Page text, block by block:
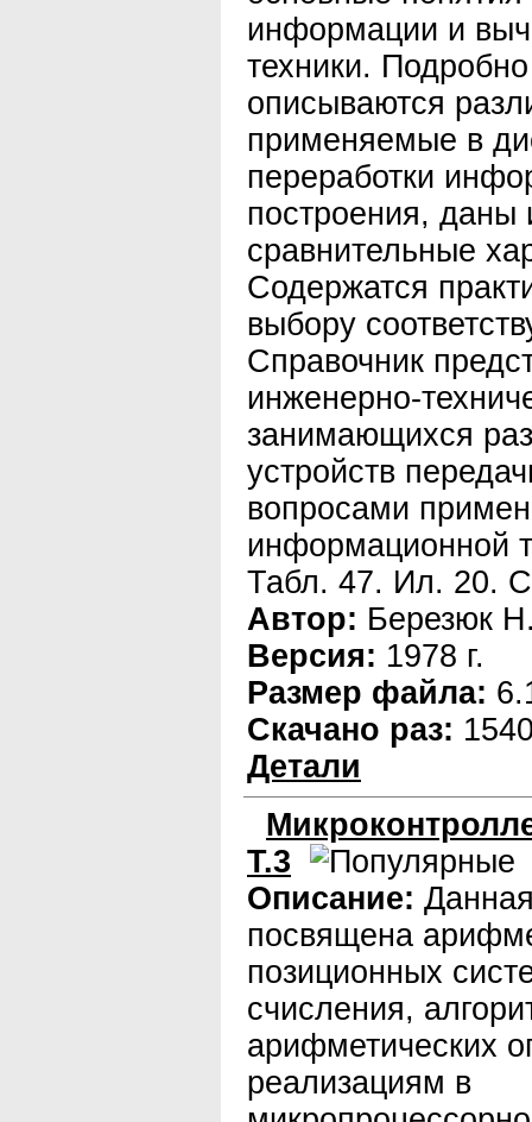
информации и
техники. Подробно
описываются
применяемые в
переработки
построения, даны
сравнительные
Содержатся
выбору
Справочник
инженерно-
занимающихся
устройств
вопросами
информационной
Табл. 47. Ил. 20.
Автор: Березюк
Версия: 1978 г.
Размер файла:
Скачано раз:
Детали
Т.3
Описание:
посвящена
позиционных
счисления,
арифметических
реализациям в